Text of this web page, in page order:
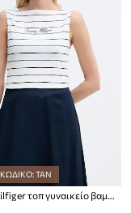
TAN
Tommy Hilfiger τοπ γυναικείο βαμβάκι με ελαστάν